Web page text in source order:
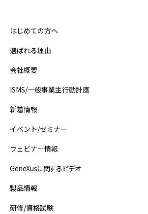
はじめての方へ
選ばれる理由
会社概要
ISMS/一般事業主行動計画
新着情報
イベント/セミナー
ウェビナー情報
GeneXusに関するビデオ
製品情報
研修/資格試験